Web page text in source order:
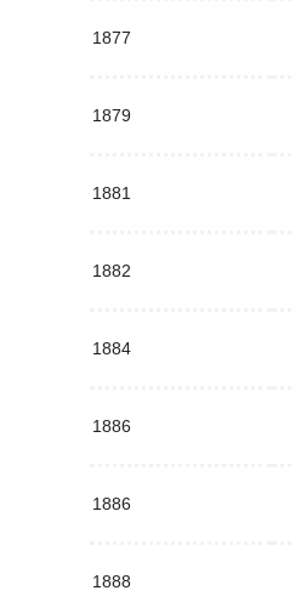
1877
1879
1881
1882
1884
1886
1886
1888